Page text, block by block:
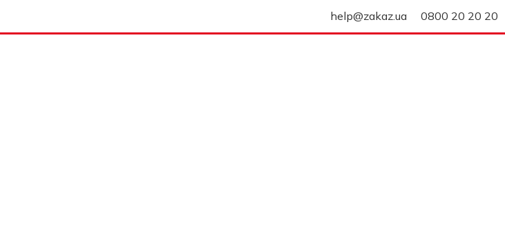
help@zakaz.ua 0800 20 20 20